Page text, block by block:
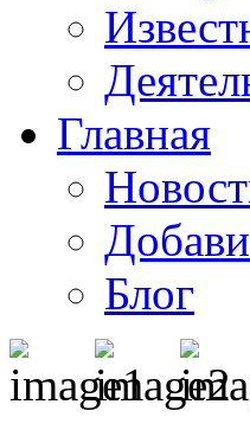
Главная
Блог